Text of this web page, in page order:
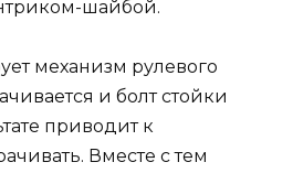
шайбой.
механизм рулевого
и болт стойки
приводит к
Вместе с тем